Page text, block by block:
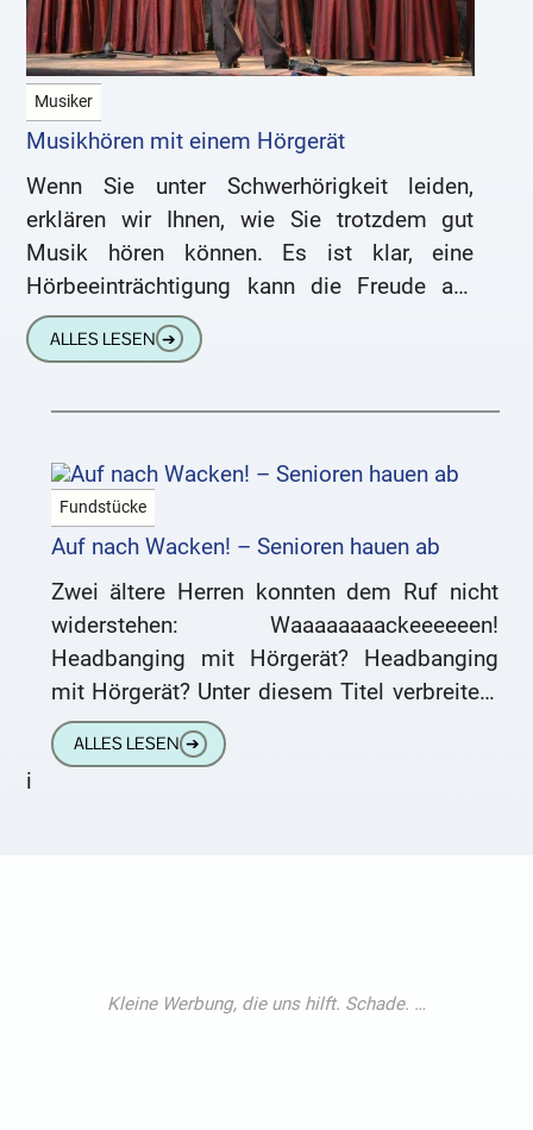
Musiker
Musikhören mit einem Hörgerät
Wenn Sie unter Schwerhörigkeit leiden,
erklären wir Ihnen, wie Sie trotzdem gut
Musik hören können. Es ist klar, eine
Hörbeeinträchtigung kann die Freude am
Musikgenuss erheblich einschränken.
Wesentliche Frequenzen werden
ALLES LESEN ➔
Fundstücke
Auf nach Wacken! – Senioren hauen ab
Zwei ältere Herren konnten dem Ruf nicht
widerstehen: Waaaaaaaackeeeeeen!
Headbanging mit Hörgerät? Headbanging
mit Hörgerät? Unter diesem Titel verbreitete
sich die Meldung schnell durch die Netze.
Angeblich seien die beiden
ALLES LESEN ➔
i